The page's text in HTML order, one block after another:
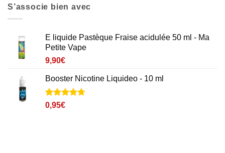
S’associe bien avec
E liquide Pastèque Fraise acidulée 50 ml - Ma
Petite Vape
9,90€
Booster Nicotine Liquideo - 10 ml
Noté4.7
3
0,95€